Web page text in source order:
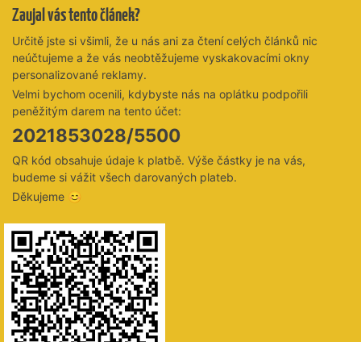
Zaujal vás tento článek?
Určitě jste si všimli, že u nás ani za čtení celých článků nic
neúčtujeme a že vás neobtěžujeme vyskakovacími okny
personalizované reklamy.
Velmi bychom ocenili, kdybyste nás na oplátku podpořili
peněžitým darem na tento účet:
2021853028/5500
QR kód obsahuje údaje k platbě. Výše částky je na vás,
budeme si vážit všech darovaných plateb.
Děkujeme 😊